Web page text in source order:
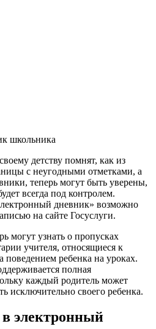
школьника
детству помнят, как из
с неугодными отметками, а
теперь могут быть уверены,
всегда под контролем.
дневник» возможно
на сайте Госуслуги.
могут узнать о пропусках
учителя, относящиеся к
поведением ребенка на уроках.
полная
каждый родитель может
исключительно своего ребенка.
электронный